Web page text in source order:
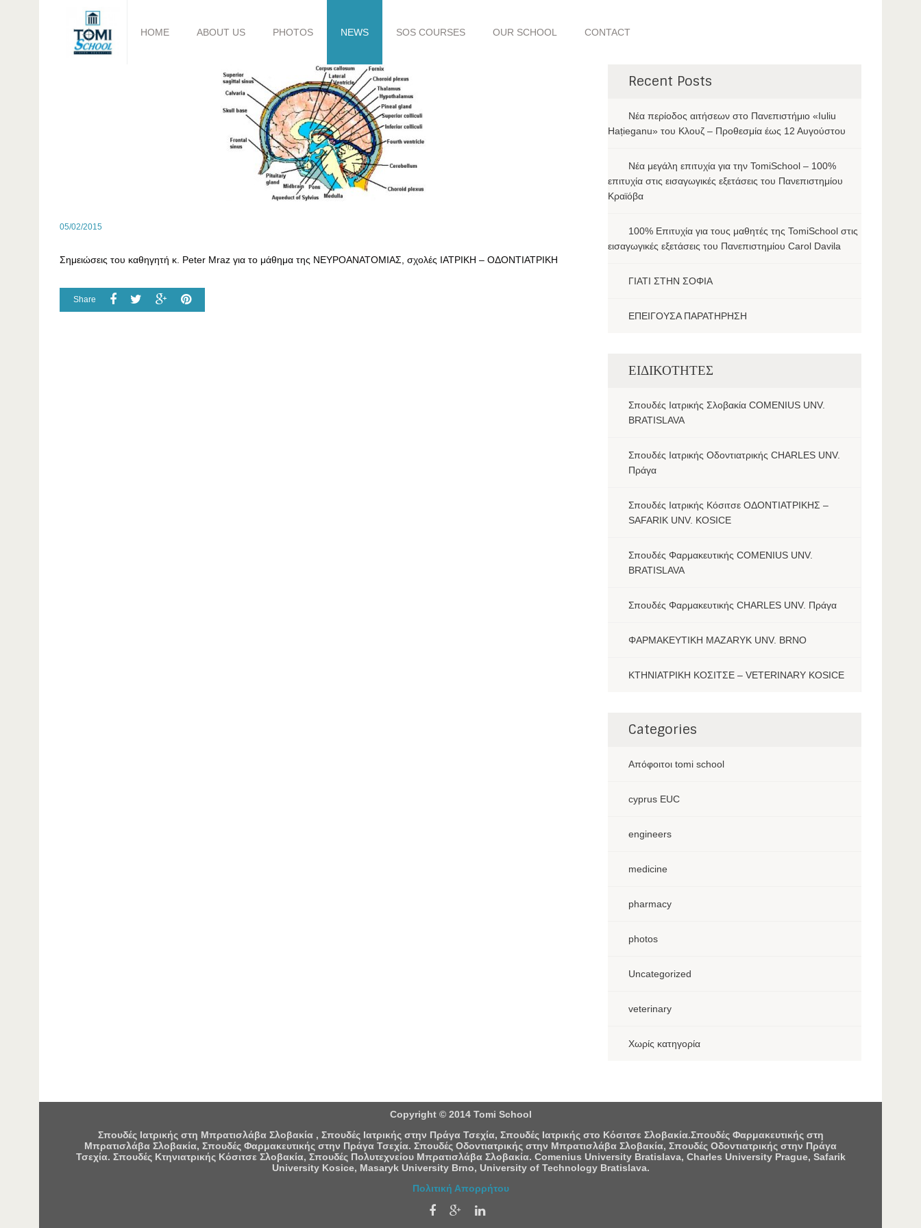
HOME ABOUT US PHOTOS NEWS SOS COURSES OUR SCHOOL CONTACT
05/02/2015
Σημειώσεις του καθηγητή κ. Peter Mraz για το μάθημα της ΝΕΥΡΟΑΝΑΤΟΜΙΑΣ, σχολές ΙΑΤΡΙΚΗ – ΟΔΟΝΤΙΑΤΡΙΚΗ
Share
Recent Posts
Νέα περίοδος αιτήσεων στο Πανεπιστήμιο «Iuliu
Hațieganu» του Κλουζ – Προθεσμία έως 12 Αυγούστου
Νέα μεγάλη επιτυχία για την TomiSchool – 100%
επιτυχία στις εισαγωγικές εξετάσεις του Πανεπιστημίου
Κραϊόβα
100% Επιτυχία για τους μαθητές της TomiSchool στις
εισαγωγικές εξετάσεις του Πανεπιστημίου Carol Davila
ΓΙΑΤΙ ΣΤΗΝ ΣΟΦΙΑ
ΕΠΕΙΓΟΥΣΑ ΠΑΡΑΤΗΡΗΣΗ
ΕΙΔΙΚΟΤΗΤΕΣ
Σπουδές Ιατρικής Σλοβακία COMENIUS UNV.
BRATISLAVA
Σπουδές Ιατρικής Οδοντιατρικής CHARLES UNV.
Πράγα
Σπουδές Ιατρικής Κόσιτσε ΟΔΟΝΤΙΑΤΡΙΚΗΣ –
SAFARIK UNV. KOSICE
Σπουδές Φαρμακευτικής COMENIUS UNV.
BRATISLAVA
Σπουδές Φαρμακευτικής CHARLES UNV. Πράγα
ΦΑΡΜΑΚΕΥΤΙΚΗ MAZARYK UNV. BRNO
ΚΤΗΝΙΑΤΡΙΚΗ ΚΟΣΙΤΣΕ – VETERINARY KOSICE
Categories
Aπόφοιτοι tomi school
cyprus EUC
engineers
medicine
pharmacy
photos
Uncategorized
veterinary
Χωρίς κατηγορία
Copyright © 2014 Tomi School
Σπουδές Ιατρικής στη Μπρατισλάβα Σλοβακία , Σπουδές Ιατρικής στην Πράγα Τσεχία, Σπουδές Ιατρικής στο Κόσιτσε Σλοβακία.Σπουδές Φαρμακευτικής στη
Μπρατισλάβα Σλοβακία, Σπουδές Φαρμακευτικής στην Πράγα Τσεχία. Σπουδές Οδοντιατρικής στην Μπρατισλάβα Σλοβακία, Σπουδές Οδοντιατρικής στην Πράγα
Τσεχία. Σπουδές Κτηνιατρικής Κόσιτσε Σλοβακία, Σπουδές Πολυτεχνείου Μπρατισλάβα Σλοβακία. Comenius University Bratislava, Charles University Prague, Safarik
University Kosice, Masaryk University Brno, University of Technology Bratislava.
Πολιτική Απορρήτου